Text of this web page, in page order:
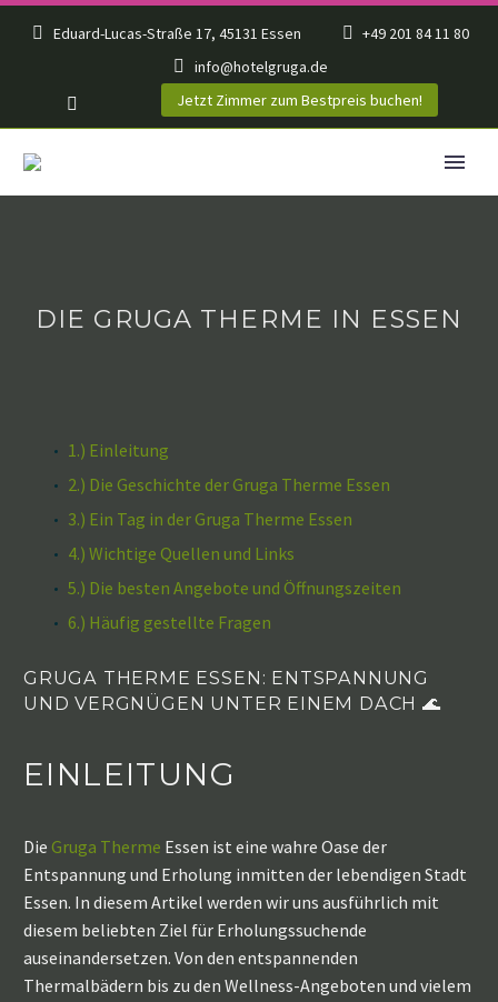
Eduard-Lucas-Straße 17, 45131 Essen
+49 201 84 11 80
info@hotelgruga.de
Jetzt Zimmer zum Bestpreis buchen!
DIE GRUGA THERME IN ESSEN
1.) Einleitung
2.) Die Geschichte der Gruga Therme Essen
3.) Ein Tag in der Gruga Therme Essen
4.) Wichtige Quellen und Links
5.) Die besten Angebote und Öffnungszeiten
6.) Häufig gestellte Fragen
GRUGA THERME ESSEN: ENTSPANNUNG
UND VERGNÜGEN UNTER EINEM DACH 🌊
EINLEITUNG
Die Gruga Therme Essen ist eine wahre Oase der
Entspannung und Erholung inmitten der lebendigen Stadt
Essen. In diesem Artikel werden wir uns ausführlich mit
diesem beliebten Ziel für Erholungssuchende
auseinandersetzen. Von den entspannenden
Thermalbädern bis zu den Wellness-Angeboten und vielem